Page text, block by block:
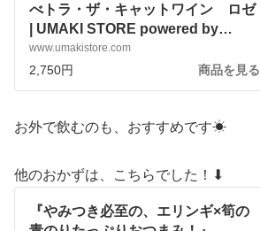
べトラ・ザ・キャットワイン ロゼ
| UMAKI STORE powered by
BASE
www.umakistore.com
2,750円 商品を見る
お外で飲むのも、おすすめです☀︎
他のおかずは、こちらでした！⬇︎
『やみつき必至の、エリンギ×筍の